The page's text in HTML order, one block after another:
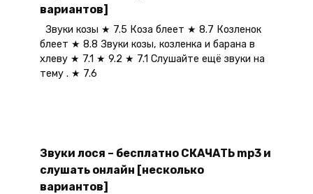
вариантов]
Звуки козы ★ 7.5 Коза блеет ★ 8.7 Козленок
блеет ★ 8.8 Звуки козы, козленка и барана в
хлеву ★ 7.1 ★ 9.2 ★ 7.1 Слушайте ещё звуки на
тему . ★ 7.6
Звуки лося – бесплатно СКАЧАТЬ mp3 и
слушать онлайн [несколько
вариантов]